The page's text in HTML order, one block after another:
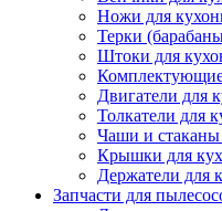
Ножи для
Терки
Штоки для
Комплектующие
Двигатели для
Толкатели для
Чаши и стаканы
Крышки для
Держатели для
Запчасти для